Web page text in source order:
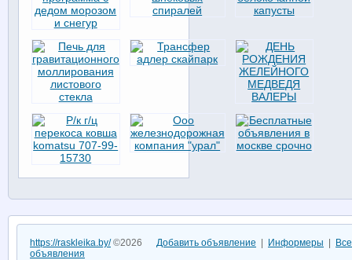
https://raskleika.by/©2026 Добавить объявление Информеры
объявления